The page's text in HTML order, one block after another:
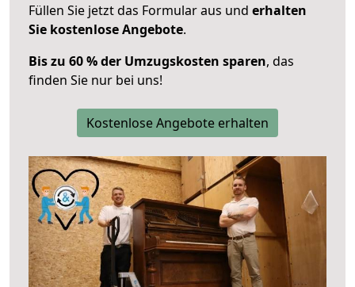
Füllen Sie jetzt das Formular aus und erhalten
Sie kostenlose Angebote.
Bis zu 60 % der Umzugskosten sparen, das
finden Sie nur bei uns!
Kostenlose Angebote erhalten